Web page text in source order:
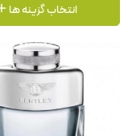
انتخاب گزینه ها